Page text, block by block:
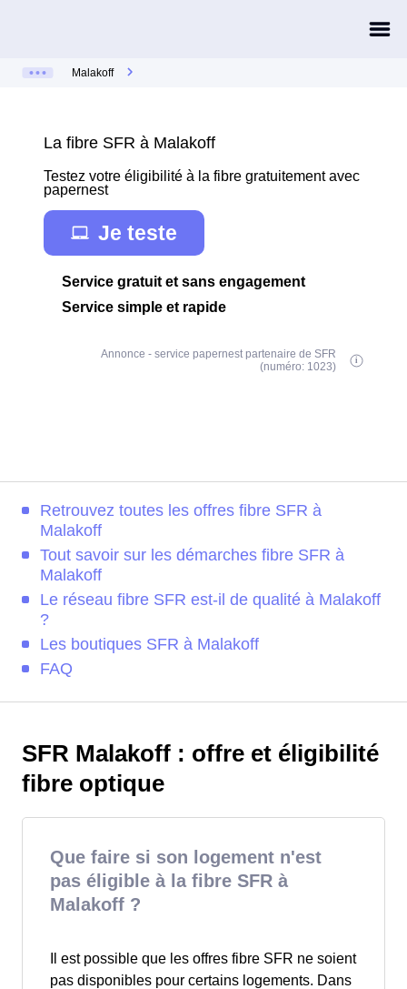
Malakoff
La fibre SFR à Malakoff
Testez votre éligibilité à la fibre gratuitement avec
papernest
Je teste
Service gratuit et sans engagement
Service simple et rapide
Annonce - service papernest partenaire de SFR
(numéro: 1023)
Retrouvez toutes les offres fibre SFR à
Malakoff
Tout savoir sur les démarches fibre SFR à
Malakoff
Le réseau fibre SFR est-il de qualité à Malakoff
?
Les boutiques SFR à Malakoff
FAQ
SFR Malakoff : offre et éligibilité
fibre optique
Que faire si son logement n'est
pas éligible à la fibre SFR à
Malakoff ?
Il est possible que les offres fibre SFR ne soient
pas disponibles pour certains logements. Dans